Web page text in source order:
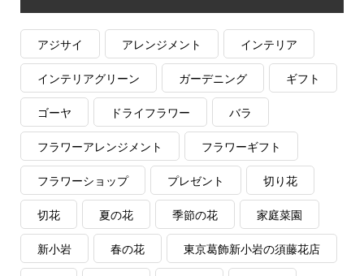
アジサイ アレンジメント インテリア
インテリアグリーン ガーデニング ギフト
ゴーヤ ドライフラワー バラ
フラワーアレンジメント フラワーギフト
フラワーショップ プレゼント 切り花
切花 夏の花 季節の花 家庭菜園
新小岩 春の花 東京葛飾新小岩の須藤花店